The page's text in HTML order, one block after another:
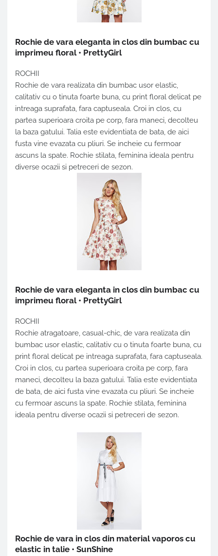
Rochie de vara eleganta in clos din bumbac cu
imprimeu floral • PrettyGirl
ROCHII
Rochie de vara realizata din bumbac usor elastic,
calitativ cu o tinuta foarte buna, cu print floral delicat pe
intreaga suprafata, fara captuseala. Croi in clos, cu
partea superioara croita pe corp, fara maneci, decolteu
la baza gatului. Talia este evidentiata de bata, de aici
fusta vine evazata cu pliuri. Se incheie cu fermoar
ascuns la spate. Rochie stilata, feminina ideala pentru
diverse ocazii si petreceri de sezon.
Rochie de vara eleganta in clos din bumbac cu
imprimeu floral • PrettyGirl
ROCHII
Rochie atragatoare, casual-chic, de vara realizata din
bumbac usor elastic, calitativ cu o tinuta foarte buna, cu
print floral delicat pe intreaga suprafata, fara captuseala.
Croi in clos, cu partea superioara croita pe corp, fara
maneci, decolteu la baza gatului. Talia este evidentiata
de bata, de aici fusta vine evazata cu pliuri. Se incheie
cu fermoar ascuns la spate. Rochie stilata, feminina
ideala pentru diverse ocazii si petreceri de sezon.
Rochie de vara in clos din material vaporos cu
elastic in talie • SunShine